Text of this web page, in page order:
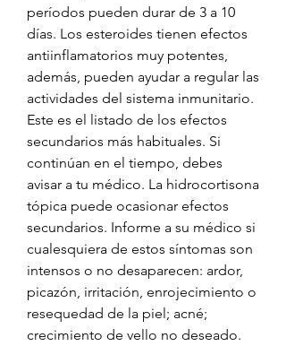
períodos pueden durar de 3 a 10
días. Los esteroides tienen efectos
antiinflamatorios muy potentes,
además, pueden ayudar a regular las
actividades del sistema inmunitario.
Este es el listado de los efectos
secundarios más habituales. Si
continúan en el tiempo, debes
avisar a tu médico. La hidrocortisona
tópica puede ocasionar efectos
secundarios. Informe a su médico si
cualesquiera de estos síntomas son
intensos o no desaparecen: ardor,
picazón, irritación, enrojecimiento o
resequedad de la piel; acné;
crecimiento de vello no deseado.